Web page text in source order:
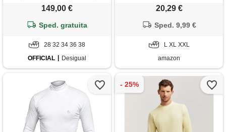
149,00 €
Sped. gratuita
28 32 34 36 38
OFFICIAL
Desigual
lunga cotone camicie casual
abbigliamento danza classica
rumba bianco l
20,29 €
Sped. 9,99 €
L XL XXL
amazon